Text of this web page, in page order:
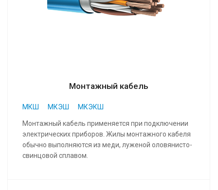
Монтажный кабель
МКШ МКЭШ МКЭКШ
Монтажный кабель применяется при подключении
электрических приборов. Жилы монтажного кабеля
обычно выполняются из меди, луженой оловянисто-
свинцовой сплавом.